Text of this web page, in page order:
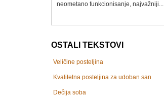
neometano funkcionisanje, najvažniji...
OSTALI TEKSTOVI
Veličine posteljina
Kvalitetna posteljina za udoban san
Dečija soba